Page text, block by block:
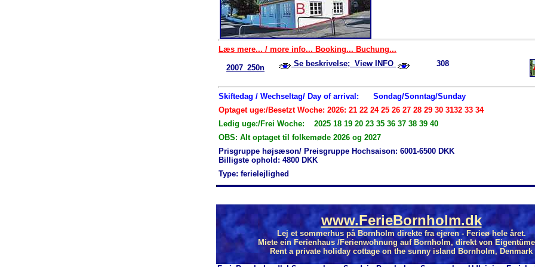
Læs mere... / more info... Booking... Buchung...
2007_250n Se beskrivelse; View INFO 308
Skiftedag / Wechseltag/ Day of arrival: Sondag/Sonntag/Sunday
Optaget uge:/Besetzt Woche: 2026: 21 22 24 25 26 27 28 29 30 3132 33 34
Ledig uge:/Frei Woche: 2025 18 19 20 23 35 36 37 38 39 40
OBS: Alt optaget til folkemøde 2026 og 2027
Prisgruppe højsæson/ Preisgruppe Hochsaison: 6001-6500 DKK
Billigste ophold: 4800 DKK
Type: ferielejlighed
www.FerieBornholm.dk
Lej et sommerhus på Bornholm direkte fra ejeren - Ferieø hele året.
Miete ein Ferienhaus /Ferienwohnung auf Bornholm, direkt von
Rent a private holiday cottage on the sunny island Bornholm, Denmark